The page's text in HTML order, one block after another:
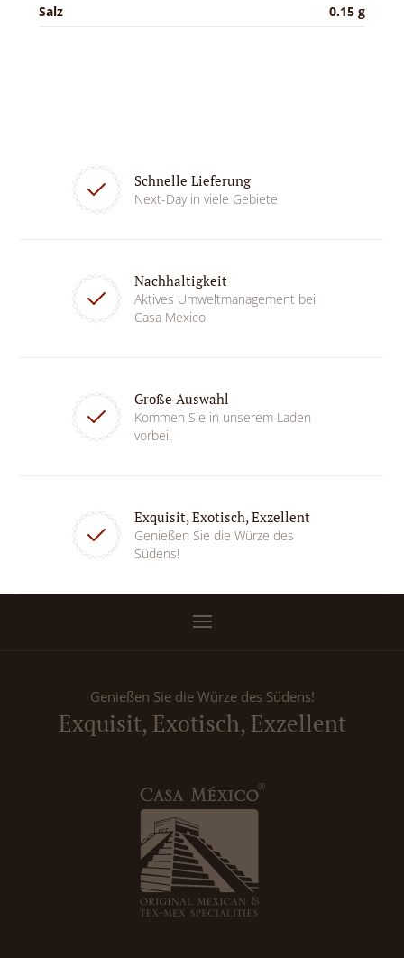
Salz 0.15 g
Schnelle Lieferung
Next-Day in viele Gebiete
Nachhaltigkeit
Aktives Umweltmanagement bei
Casa Mexico
Große Auswahl
Kommen Sie in unserem Laden
vorbei!
Exquisit, Exotisch, Exzellent
Genießen Sie die Würze des
Südens!
Genießen Sie die Würze des Südens!
Exquisit, Exotisch, Exzellent